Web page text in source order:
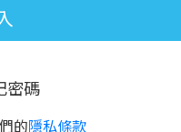
密碼
的隱私條款